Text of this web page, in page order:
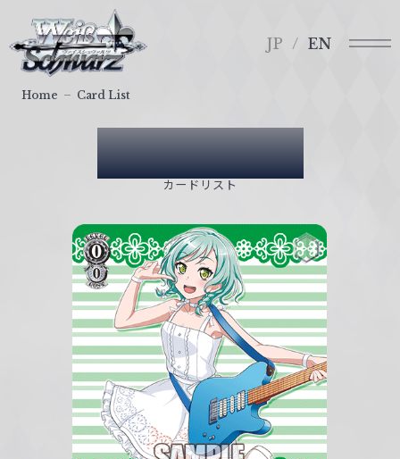
ァ
イ
JP EN
Card List
カードリスト
Home Card List